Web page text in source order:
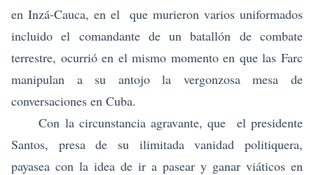
en Inzá-Cauca, en el que murieron varios uniformados
incluido el comandante de un batallón de combate
terrestre, ocurrió en el mismo momento en que las Farc
manipulan a su antojo la vergonzosa mesa de
conversaciones en Cuba.
Con la circunstancia agravante, que el presidente
Santos, presa de su ilimitada vanidad politiquera,
payasea con la idea de ir a pasear y ganar viáticos en